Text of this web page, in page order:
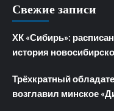
Свежие записи
ХК «Сибирь»:
история
Трёхкратный
возглавил минское